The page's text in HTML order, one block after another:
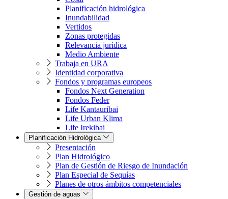
Planificación hidrológica
Inundabilidad
Vertidos
Zonas protegidas
Relevancia jurídica
Medio Ambiente
Trabaja en URA
Identidad corporativa
Fondos y programas europeos
Fondos Next Generation
Fondos Feder
Life Kantauribai
Life Urban Klima
Life Irekibai
Planificación Hidrológica
Presentación
Plan Hidrológico
Plan de Gestión de Riesgo de Inundación
Plan Especial de Sequías
Planes de otros ámbitos competenciales
Gestión de aguas